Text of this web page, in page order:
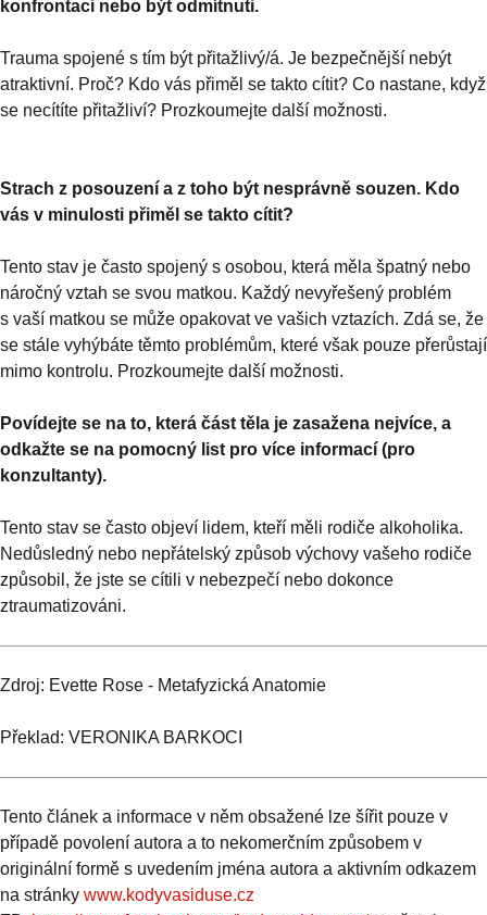
konfrontaci nebo být odmítnuti.
Trauma spojené s tím být přitažlivý/á. Je bezpečnější nebýt
atraktivní. Proč? Kdo vás přiměl se takto cítit? Co nastane, když
se necítíte přitažliví? Prozkoumejte další možnosti.
Strach z posouzení a z toho být nesprávně souzen. Kdo
vás v minulosti přiměl se takto cítit?
Tento stav je často spojený s osobou, která měla špatný nebo
náročný vztah se svou matkou. Každý nevyřešený problém
s vaší matkou se může opakovat ve vašich vztazích. Zdá se, že
se stále vyhýbáte těmto problémům, které však pouze přerůstají
mimo kontrolu. Prozkoumejte další možnosti.
Povídejte se na to, která část těla je zasažena nejvíce, a
odkažte se na pomocný list pro více informací (pro
konzultanty).
Tento stav se často objeví lidem, kteří měli rodiče alkoholika.
Nedůsledný nebo nepřátelský způsob výchovy vašeho rodiče
způsobil, že jste se cítili v nebezpečí nebo dokonce
ztraumatizováni.
Zdroj: Evette Rose - Metafyzická Anatomie
Překlad: VERONIKA BARKOCI
Tento článek a informace v něm obsažené lze šířit pouze v
případě povolení autora a to nekomerčním způsobem v
originální formě s uvedením jména autora a aktivním odkazem
na stránky www.kodyvasiduse.cz